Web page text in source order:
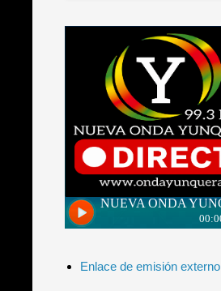
Enlace de emisión externo